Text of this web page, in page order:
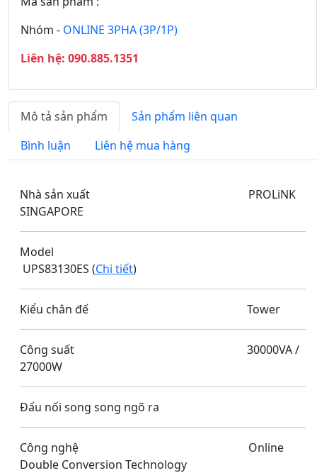
Nhóm - ONLINE 3PHA (3P/1P)
Liên hệ: 090.885.1351
Mô tả sản phẩm
Sản phẩm liên quan
Bình luận
Liên hệ mua hàng
Nhà sản xuất PROLiNK
SINGAPORE
Model
UPS83130ES (Chi tiết)
Kiểu chân đế Tower
Công suất 30000VA /
27000W
Đấu nối song song ngõ ra
Công nghệ Online
Double Conversion Technology